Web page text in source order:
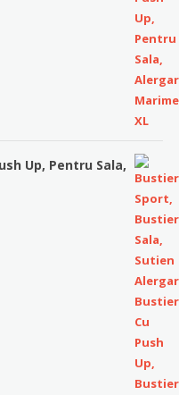
Up, Pentru Sala,